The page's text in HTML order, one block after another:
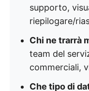
supporto,
riepilogare/
Chi ne trarrà
team del
commerciali,
Che tipo di